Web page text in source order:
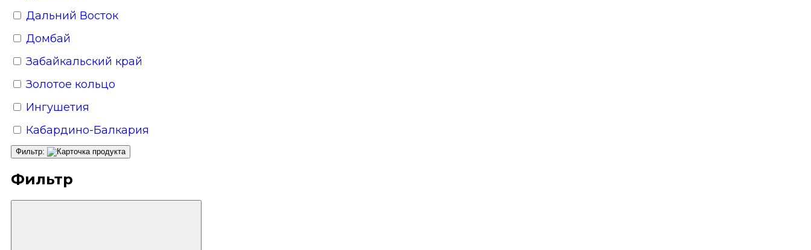
Дальний Восток
Домбай
Забайкальский край
Золотое кольцо
Ингушетия
Кабардино-Балкария
Кавказские Минеральные Воды
Калинин­град­ская область
Калмыкия
Фильтр:
Фильтр